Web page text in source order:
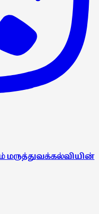
மருத்துவக்கல்வியின்